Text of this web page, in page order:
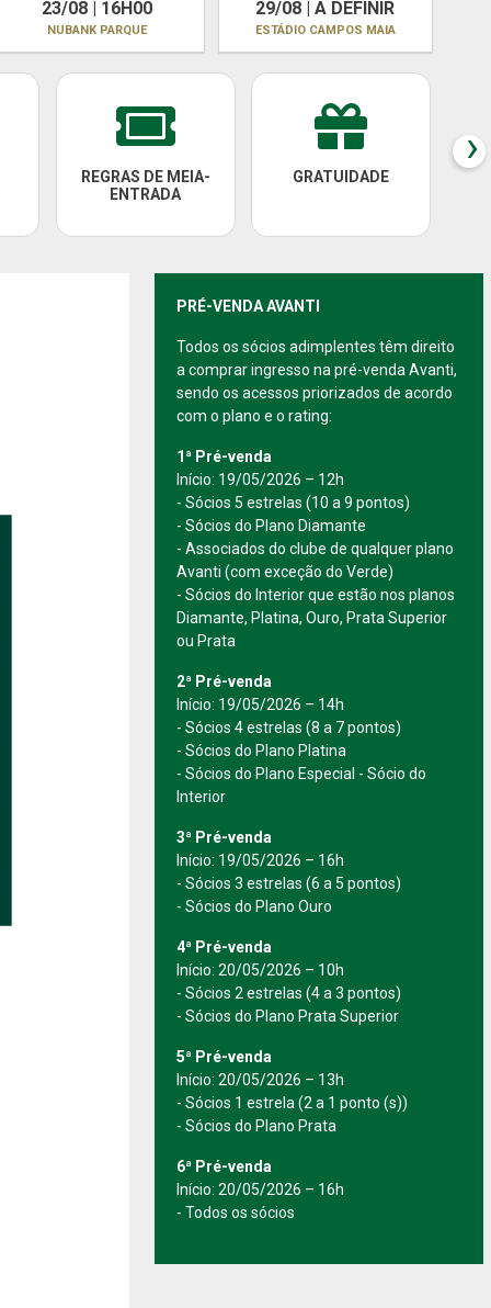
23/08 | 16H00
NUBANK PARQUE
29/08 | A DEFINIR
ESTÁDIO CAMPOS MAIA
REGRAS DE MEIA-
ENTRADA
GRATUIDADE
›
PRÉ-VENDA AVANTI
Todos os sócios adimplentes têm direito
a comprar ingresso na pré-venda Avanti,
sendo os acessos priorizados de acordo
com o plano e o rating:
1ª Pré-venda
Início: 19/05/2026 – 12h
- Sócios 5 estrelas (10 a 9 pontos)
- Sócios do Plano Diamante
- Associados do clube de qualquer plano
Avanti (com exceção do Verde)
- Sócios do Interior que estão nos planos
Diamante, Platina, Ouro, Prata Superior
ou Prata
2ª Pré-venda
Início: 19/05/2026 – 14h
- Sócios 4 estrelas (8 a 7 pontos)
- Sócios do Plano Platina
- Sócios do Plano Especial - Sócio do
Interior
3ª Pré-venda
Início: 19/05/2026 – 16h
- Sócios 3 estrelas (6 a 5 pontos)
- Sócios do Plano Ouro
4ª Pré-venda
Início: 20/05/2026 – 10h
- Sócios 2 estrelas (4 a 3 pontos)
- Sócios do Plano Prata Superior
5ª Pré-venda
Início: 20/05/2026 – 13h
- Sócios 1 estrela (2 a 1 ponto (s))
- Sócios do Plano Prata
6ª Pré-venda
Início: 20/05/2026 – 16h
- Todos os sócios